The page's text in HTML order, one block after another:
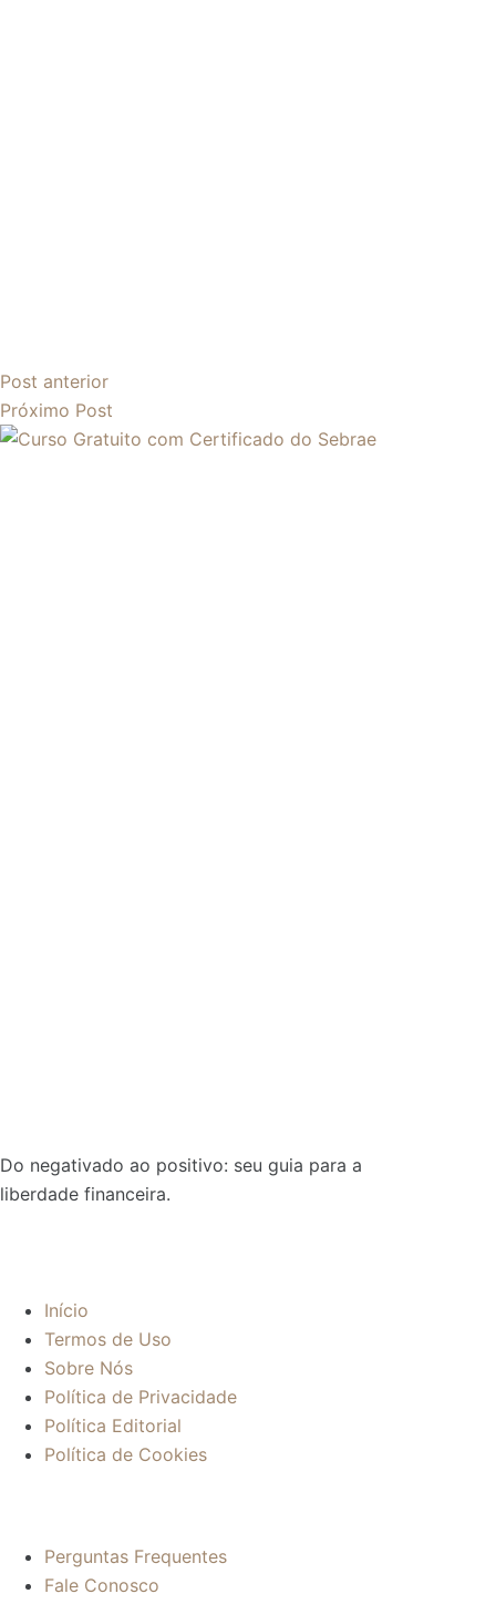
Post anterior
Próximo Post
Do negativado ao positivo: seu guia para a
liberdade financeira.
Início
Termos de Uso
Sobre Nós
Política de Privacidade
Política Editorial
Política de Cookies
Perguntas Frequentes
Fale Conosco